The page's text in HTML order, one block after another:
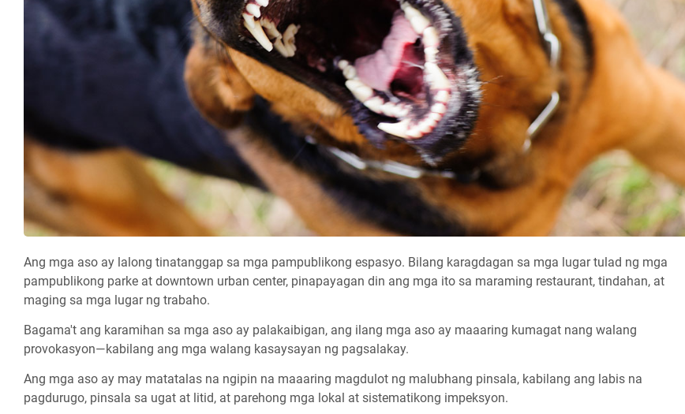
Ang mga aso ay lalong tinatanggap sa mga pampublikong espasyo. Bilang karagdagan sa mga lugar tulad ng mga
pampublikong parke at downtown urban center, pinapayagan din ang mga ito sa maraming restaurant, tindahan, at
maging sa mga lugar ng trabaho.
Bagama't ang karamihan sa mga aso ay palakaibigan, ang ilang mga aso ay maaaring kumagat nang walang
provokasyon—kabilang ang mga walang kasaysayan ng pagsalakay.
Ang mga aso ay may matatalas na ngipin na maaaring magdulot ng malubhang pinsala, kabilang ang labis na
pagdurugo, pinsala sa ugat at litid, at parehong mga lokal at sistematikong impeksyon.